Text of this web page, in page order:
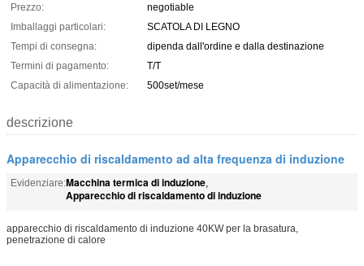
Prezzo:
negotiable
Imballaggi particolari:
SCATOLA DI LEGNO
Tempi di consegna:
dipenda dall'ordine e dalla destinazione
Termini di pagamento:
T/T
Capacità di alimentazione:
500set/mese
descrizione
Apparecchio di riscaldamento ad alta frequenza di induzione
Evidenziare:Macchina termica di induzione,
Apparecchio di riscaldamento di induzione
apparecchio di riscaldamento di induzione 40KW per la brasatura,
penetrazione di calore